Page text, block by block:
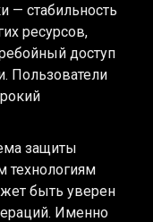
— стабильность
ресурсов,
доступ
Пользователи
защиты
технологиям
быть уверен
Именно